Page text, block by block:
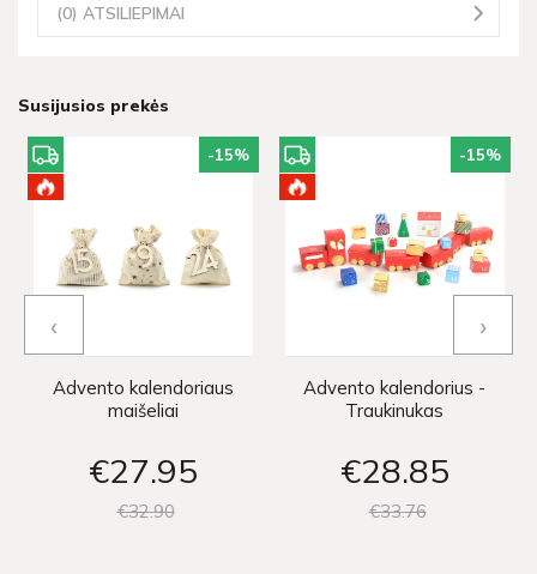
(0) ATSILIEPIMAI
Susijusios prekės
-15%
Advento kalendoriaus
maišeliai
€27 95
€3290
-15%
Advento kalendorius -
Traukinukas
€28 85
€3376
‹ ›